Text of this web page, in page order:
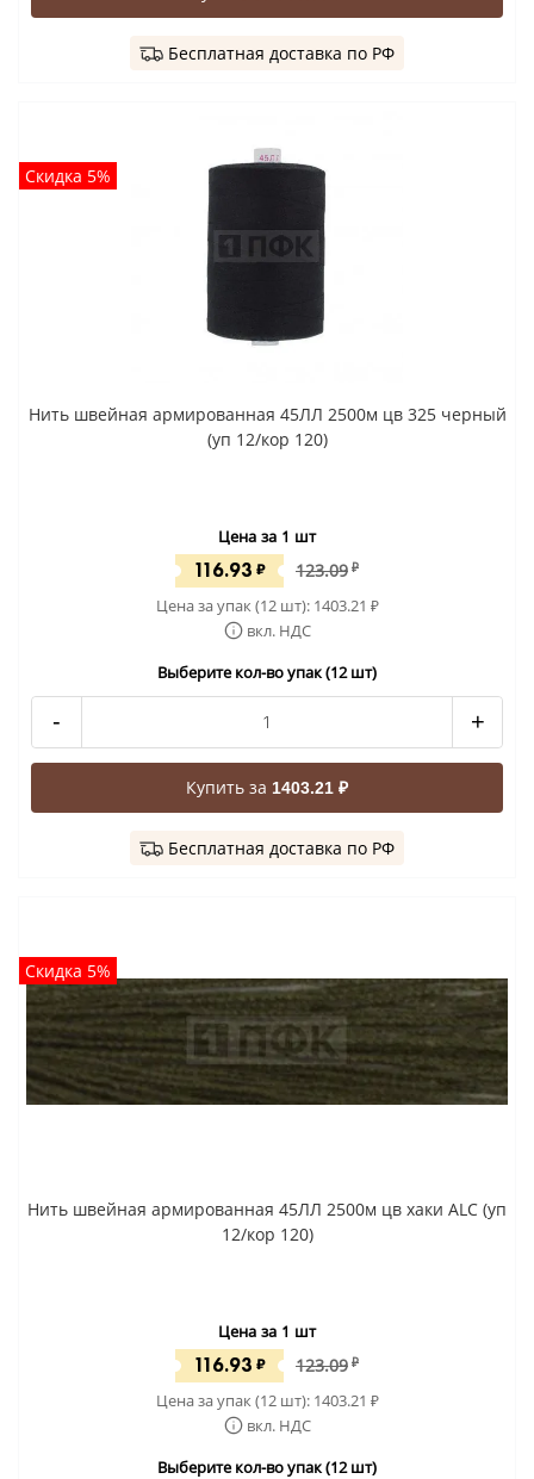
Бесплатная доставка по РФ
Скидка 5%
Нить швейная армированная 45ЛЛ 2500м цв 325 черный
(уп 12/кор 120)
Цена за 1 шт
116.93 ₽ 123.09 ₽
Цена за упак (12 шт): 1403.21 ₽
вкл. НДС
Выберите кол-во упак (12 шт)
- +
Купить за 1403.21 ₽
Бесплатная доставка по РФ
Скидка 5%
Нить швейная армированная 45ЛЛ 2500м цв хаки ALC (уп
12/кор 120)
Цена за 1 шт
116.93 ₽ 123.09 ₽
Цена за упак (12 шт): 1403.21 ₽
вкл. НДС
Выберите кол-во упак (12 шт)